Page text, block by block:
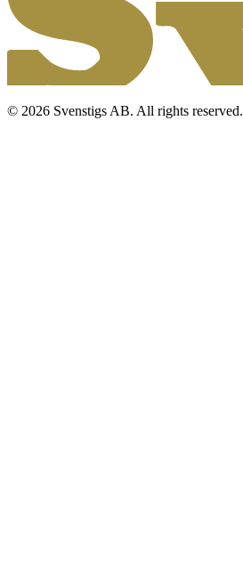
© 2026 Svenstigs AB. All rights reserved.